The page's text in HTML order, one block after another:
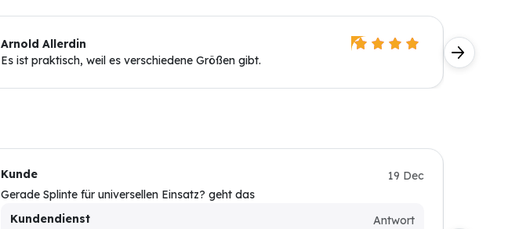
Arnold Allerdin
Es ist praktisch, weil es verschiedene Größen gibt.
Kunde
19 Dec
Gerade Splinte für universellen Einsatz? geht das
Kundendienst
Antwort